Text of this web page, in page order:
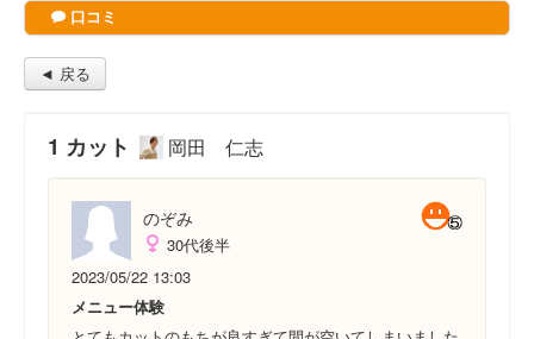
口コミ
◄ 戻る
1 カット 岡田 仁志
のぞみ
30代後半
2023/05/22 13:03
メニュー体験